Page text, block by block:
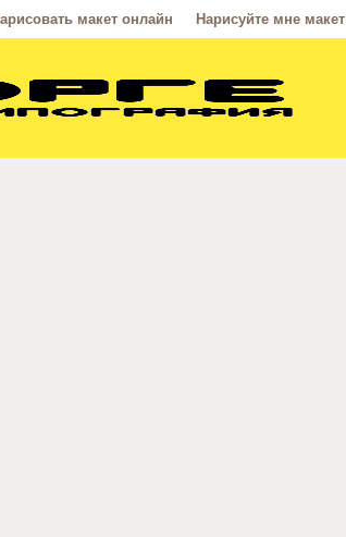
макет онлайн Нарисуйте мне макет